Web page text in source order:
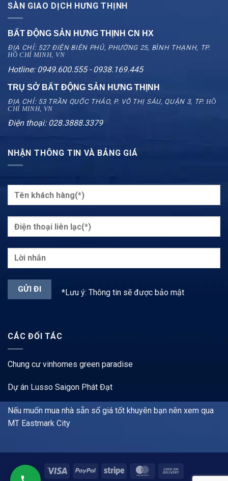
SÀN GIAO DỊCH HƯNG THỊNH
BẤT ĐỘNG SẢN HƯNG THỊNH CN HX
ĐỊA CHỈ: 527 ĐIỆN BIÊN PHỦ, PHƯỜNG 25, BÌNH THẠNH, TP.
HỒ CHÍ MINH, VN
Hotline: 0949.600.555 - 0938.169.445
TRỤ SỞ BẤT ĐỘNG SẢN HƯNG THỊNH
ĐỊA CHỈ: 53 TRẦN QUỐC THẢO, P. VÕ THỊ SÁU, QUẬN 3, TP. HỒ
CHÍ MINH, VN
Điện thoại: 028.3888.3379
NHẬN THÔNG TIN VÀ BẢNG GIÁ
*Lưu ý: Thông tin sẽ được bảo mật
CÁC ĐỐI TÁC
Chung cư vinhomes green paradise
Dự án Lusso Saigon Phát Đạt
Nếu muốn mua nhà sẵn sổ giá tốt khuyên bạn nên xem qua
MT Eastmark City